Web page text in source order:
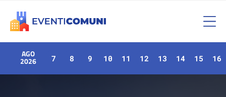
AGO
2026 7 8 9 10 11 12 13 14 15 16